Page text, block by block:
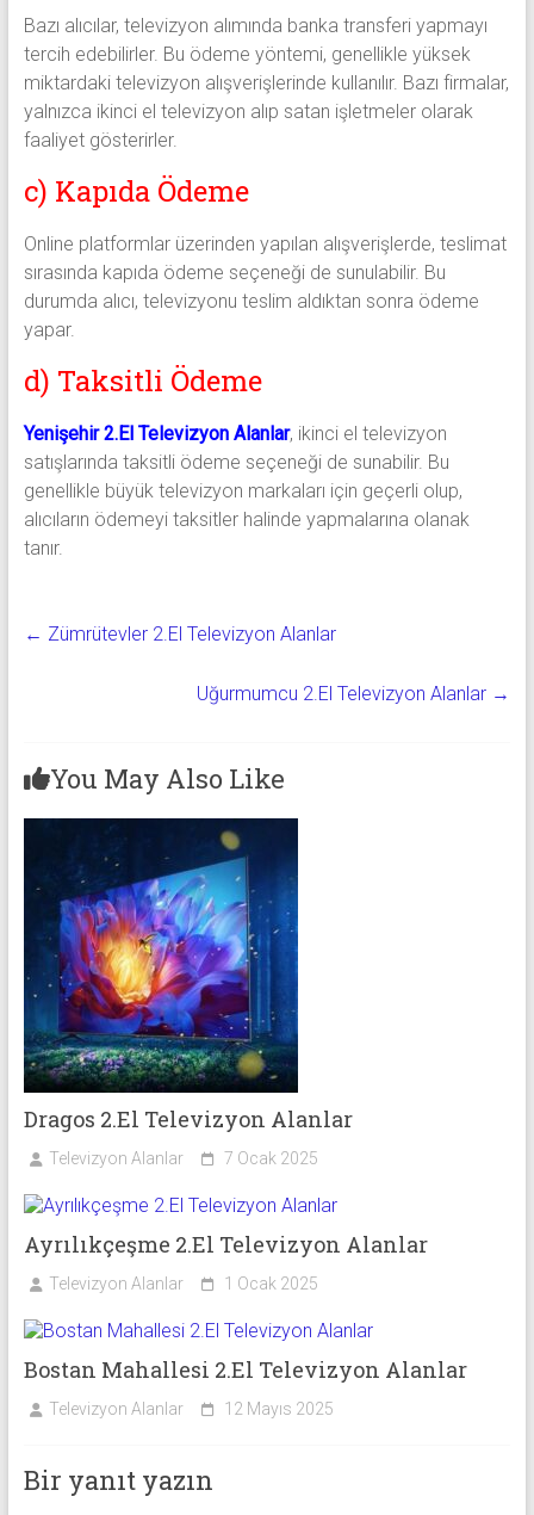
Bazı alıcılar, televizyon alımında banka transferi yapmayı
tercih edebilirler. Bu ödeme yöntemi, genellikle yüksek
miktardaki televizyon alışverişlerinde kullanılır. Bazı firmalar,
yalnızca ikinci el televizyon alıp satan işletmeler olarak
faaliyet gösterirler.
c) Kapıda Ödeme
Online platformlar üzerinden yapılan alışverişlerde, teslimat
sırasında kapıda ödeme seçeneği de sunulabilir. Bu
durumda alıcı, televizyonu teslim aldıktan sonra ödeme
yapar.
d) Taksitli Ödeme
Yenişehir 2.El Televizyon Alanlar, ikinci el televizyon
satışlarında taksitli ödeme seçeneği de sunabilir. Bu
genellikle büyük televizyon markaları için geçerli olup,
alıcıların ödemeyi taksitler halinde yapmalarına olanak
tanır.
← Zümrütevler 2.El Televizyon Alanlar
Uğurmumcu 2.El Televizyon Alanlar →
You May Also Like
Dragos 2.El Televizyon Alanlar
Televizyon Alanlar 7 Ocak 2025
Ayrılıkçeşme 2.El Televizyon Alanlar
Televizyon Alanlar 1 Ocak 2025
Bostan Mahallesi 2.El Televizyon Alanlar
Televizyon Alanlar 12 Mayıs 2025
Bir yanıt yazın